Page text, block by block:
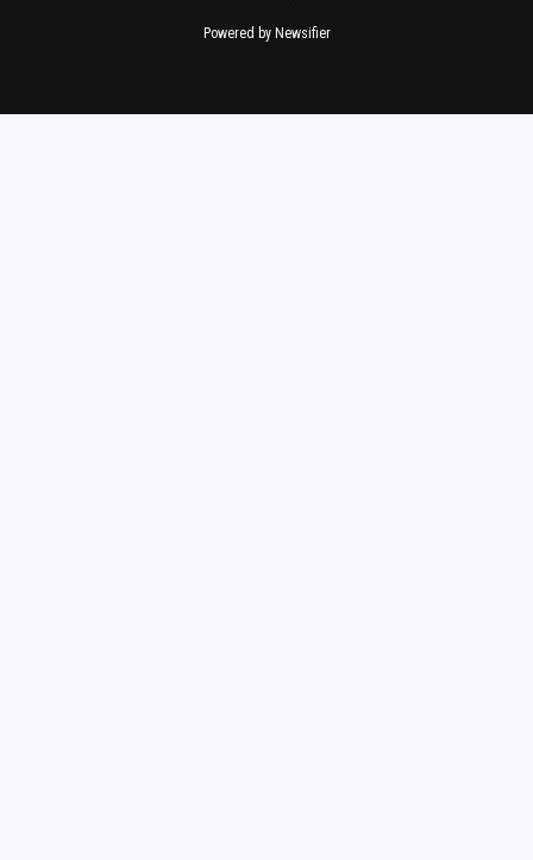
Powered by Newsifier